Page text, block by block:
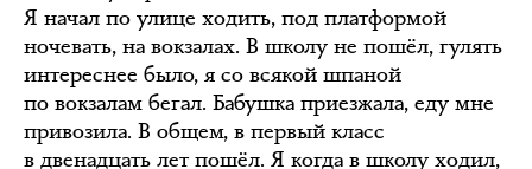
Я начал по улице ходить, под платформой
ночевать, на вокзалах. В школу не пошёл, гулять
интереснее было, я со всякой шпаной
по вокзалам бегал. Бабушка приезжала, еду мне
привозила. В общем, в первый класс
в двенадцать лет пошёл. Я когда в школу ходил,